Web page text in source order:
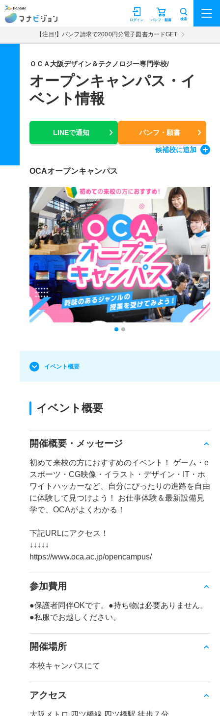
マナビジョン パンフ・願書
ログイン 検索
【注目!】パンフ請求で2000円分電子図書カードGET
ＯＣＡ大阪デザイン＆テクノロジー専門学校/
オープンキャンパス・イ
ベント情報
LINEで通知 パンフ・願書
候補校に追加
OCAオープンキャンパス
イベント概要
イベント概要
開催概要・メッセージ
初めて来校の方におすすめのイベント！ ゲーム・e
スポーツ・CG映像・イラスト・デザイン・IT・ホ
ワイトハッカーなど、自分にぴったりの進路を自由
に体験して見つけよう！ お仕事体験＆最新設備見
学で、OCAがよくわかる！
下記URLにアクセス！
↓↓↓↓↓
https://www.oca.ac.jp/opencampus/
参加費用
●保護者同伴OKです。●持ち物は必要ありません。
●私服でお越しください。
開催場所
本校キャンパスにて
アクセス
大阪メトロ 四ツ橋線 四ツ橋駅 徒歩７分